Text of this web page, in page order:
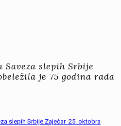
slepih Srbije
je 75 godina rada
slepih Srbije Zaječar 25. oktobra